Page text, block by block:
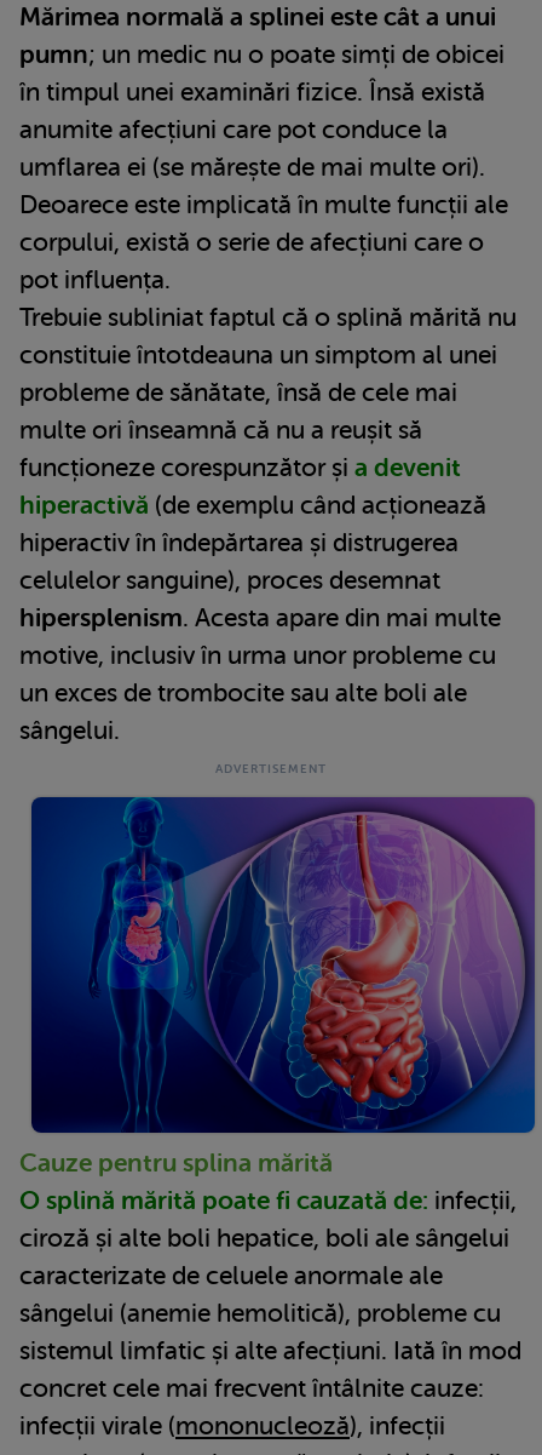
Mărimea normală a splinei este cât a unui
pumn; un medic nu o poate simți de obicei
în timpul unei examinări fizice. Însă există
anumite afecțiuni care pot conduce la
umflarea ei (se mărește de mai multe ori).
Deoarece este implicată în multe funcții ale
corpului, există o serie de afecțiuni care o
pot influența.
Trebuie subliniat faptul că o splină mărită nu
constituie întotdeauna un simptom al unei
probleme de sănătate, însă de cele mai
multe ori înseamnă că nu a reușit să
funcționeze corespunzător și a devenit
hiperactivă (de exemplu când acționează
hiperactiv în îndepărtarea și distrugerea
celulelor sanguine), proces desemnat
hipersplenism. Acesta apare din mai multe
motive, inclusiv în urma unor probleme cu
un exces de trombocite sau alte boli ale
sângelui.
Cauze pentru splina mărită
O splină mărită poate fi cauzată de: infecții,
ciroză și alte boli hepatice, boli ale sângelui
caracterizate de celuele anormale ale
sângelui (anemie hemolitică), probleme cu
sistemul limfatic și alte afecțiuni. Iată în mod
concret cele mai frecvent întâlnite cauze:
infecții virale (mononucleoză), infecții